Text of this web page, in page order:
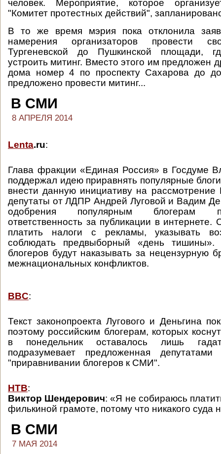
человек. Мероприятие, которое
"Комитет протестных действий",
В то же время мэрия пока отклонила
намерения организаторов провести
Тургеневской до Пушкинской площади,
устроить митинг. Вместо этого им предложен
дома номер 4 по проспекту Сахарова до
предложено провести митинг...
В СМИ
8 АПРЕЛЯ 2014
Lenta.ru:
Глава фракции «Единая Россия» в Госдуме
поддержал идею приравнять популярные
внести данную инициативу на рассмотрение
депутаты от ЛДПР Андрей Луговой и Вадим
одобрения популярным блогерам
ответственность за публикации в интернете.
платить налоги с рекламы, указывать
соблюдать предвыборный «день тишины».
блогеров будут наказывать за нецензурную
межнациональных конфликтов.
BBC:
Текст законопроекта Лугового и Деньгина
поэтому российским блогерам, которых
в понедельник оставалось лишь
подразумевает предложенная
"приравнивании блогеров к СМИ".
НТВ:
Виктор Шендерович: «Я не собираюсь
филькиной грамоте, потому что никакого суда
В СМИ
7 МАЯ 2014